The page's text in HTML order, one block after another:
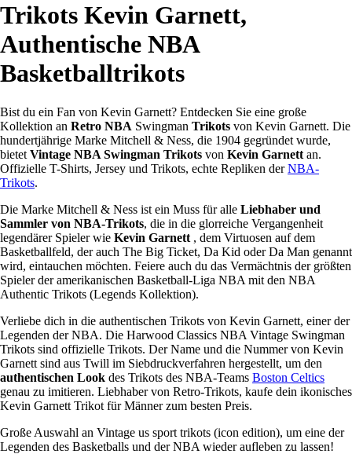
Trikots Kevin Garnett,
Authentische NBA
Basketballtrikots
Bist du ein Fan von Kevin Garnett? Entdecken Sie eine große
Kollektion an Retro NBA Swingman Trikots von Kevin Garnett. Die
hundertjährige Marke Mitchell & Ness, die 1904 gegründet wurde,
bietet Vintage NBA Swingman Trikots von Kevin Garnett an.
Offizielle T-Shirts, Jersey und Trikots, echte Repliken derNBA-
Trikots.
Die Marke Mitchell & Ness ist ein Muss für alle Liebhaber und
Sammler von NBA-Trikots, die in die glorreiche Vergangenheit
legendärer Spieler wie Kevin Garnett , dem Virtuosen auf dem
Basketballfeld, der auch The Big Ticket, Da Kid oder Da Man genannt
wird, eintauchen möchten. Feiere auch du das Vermächtnis der größten
Spieler der amerikanischen Basketball-Liga NBA mit den NBA
Authentic Trikots (Legends Kollektion).
Verliebe dich in die authentischen Trikots von Kevin Garnett, einer der
Legenden der NBA. Die Harwood Classics NBA Vintage Swingman
Trikots sind offizielle Trikots. Der Name und die Nummer von Kevin
Garnett sind aus Twill im Siebdruckverfahren hergestellt, um den
authentischen Look des Trikots des NBA-Teams Boston Celtics
genau zu imitieren. Liebhaber von Retro-Trikots, kaufe dein ikonisches
Kevin Garnett Trikot für Männer zum besten Preis.
Große Auswahl an Vintage us sport trikots (icon edition), um eine der
Legenden des Basketballs und der NBA wieder aufleben zu lassen!